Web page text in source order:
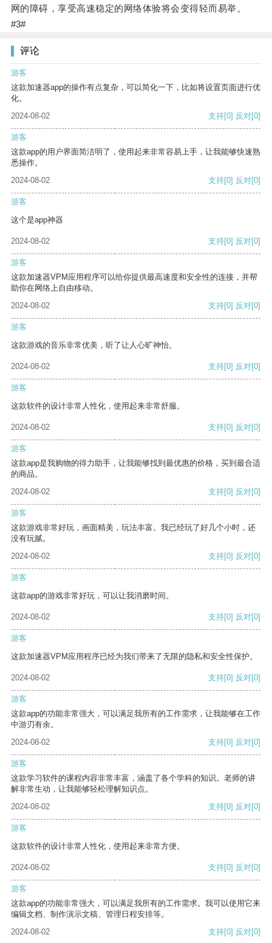
网的障碍，享受高速稳定的网络体验将会变得轻而易举。
#3#
评论
游客
这款加速器app的操作有点复杂，可以简化一下，比如将设置页面进行优
化。
2024-08-02
支持[0] 反对[0]
游客
这款app的用户界面简洁明了，使用起来非常容易上手，让我能够快速熟
悉操作。
2024-08-02
支持[0] 反对[0]
游客
这个是app神器
2024-08-02 支持[0] 反对[0]
游客
这款加速器VPM应用程序可以给你提供最高速度和安全性的连接，并帮
助你在网络上自由移动。
2024-08-02
支持[0] 反对[0]
游客
这款游戏的音乐非常优美，听了让人心旷神怡。
2024-08-02 支持[0] 反对[0]
游客
这款软件的设计非常人性化，使用起来非常舒服。
2024-08-02 支持[0] 反对[0]
游客
这款app是我购物的得力助手，让我能够找到最优惠的价格，买到最合适
的商品。
2024-08-02
支持[0] 反对[0]
游客
这款游戏非常好玩，画面精美，玩法丰富。我已经玩了好几个小时，还
没有玩腻。
2024-08-02
支持[0] 反对[0]
游客
这款app的游戏非常好玩，可以让我消磨时间。
2024-08-02 支持[0] 反对[0]
游客
这款加速器VPM应用程序已经为我们带来了无限的隐私和安全性保护。
2024-08-02 支持[0] 反对[0]
游客
这款app的功能非常强大，可以满足我所有的工作需求，让我能够在工作
中游刃有余。
2024-08-02
支持[0] 反对[0]
游客
这款学习软件的课程内容非常丰富，涵盖了各个学科的知识。老师的讲
解非常生动，让我能够轻松理解知识点。
2024-08-02
支持[0] 反对[0]
游客
这款软件的设计非常人性化，使用起来非常方便。
2024-08-02 支持[0] 反对[0]
游客
这款app的功能非常强大，可以满足我所有的工作需求。我可以使用它来
编辑文档、制作演示文稿、管理日程安排等。
2024-08-02
支持[0] 反对[0]